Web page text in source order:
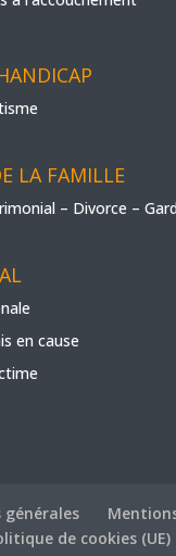
LA FAMILLE
– Divorce –
en cause
de cookies (UE)